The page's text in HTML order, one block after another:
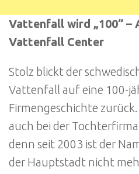
Vattenfall wird „100“ –
Vattenfall Center
Stolz blickt der
Vattenfall auf eine 100-
Firmengeschichte
auch bei der
denn seit 2003 ist der
der Hauptstadt nicht